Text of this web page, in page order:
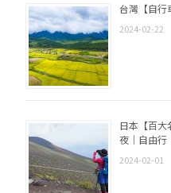
台灣【自行
2024-02-22
日本【百大
夜｜自由行
2024-02-01